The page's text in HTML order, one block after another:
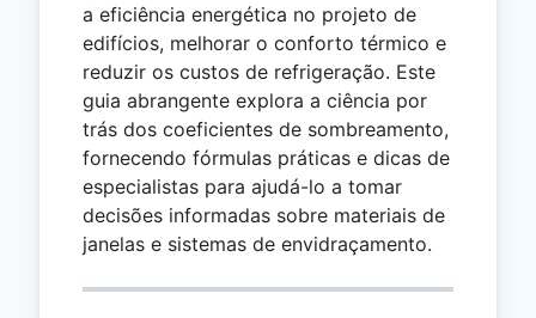
a eficiência energética no projeto de
edifícios, melhorar o conforto térmico e
reduzir os custos de refrigeração. Este
guia abrangente explora a ciência por
trás dos coeficientes de sombreamento,
fornecendo fórmulas práticas e dicas de
especialistas para ajudá-lo a tomar
decisões informadas sobre materiais de
janelas e sistemas de envidraçamento.